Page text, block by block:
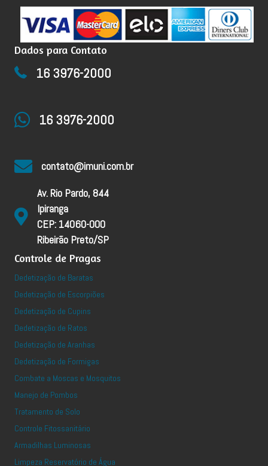
Dados para Contato
16 3976-2000
16 3976-2000
contato@imuni.com.br
Av. Rio Pardo, 844
Ipiranga
CEP: 14060-000
Ribeirão Preto/SP
Controle de Pragas
Dedetização de Baratas
Dedetização de Escorpiões
Dedetização de Cupins
Dedetização de Ratos
Dedetização de Aranhas
Dedetização de Formigas
Combate a Moscas e Mosquitos
Manejo de Pombos
Tratamento de Solo
Controle Fitossanitário
Armadilhas Luminosas
Limpeza Reservatório de Água